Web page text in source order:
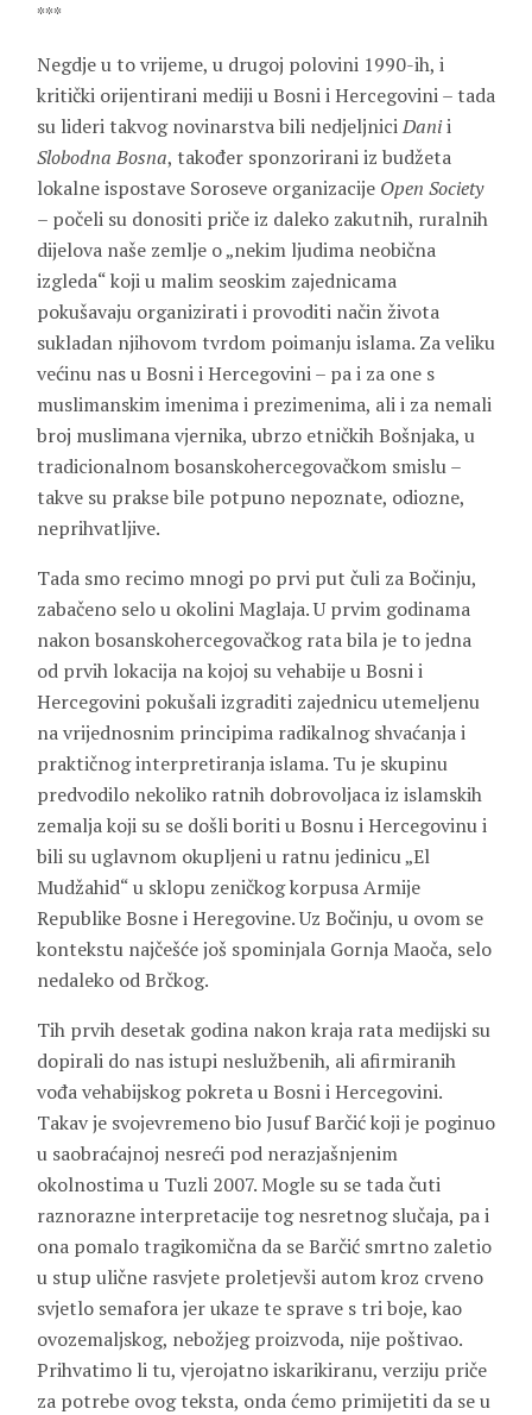
***
Negdje u to vrijeme, u drugoj polovini 1990-ih, i
kritički orijentirani mediji u Bosni i Hercegovini – tada
su lideri takvog novinarstva bili nedjeljniciDanii
Slobodna Bosna, također sponzorirani iz budžeta
lokalne ispostave Soroseve organizacije Open Society
– počeli su donositi priče iz daleko zakutnih, ruralnih
dijelova naše zemlje o „nekim ljudima neobična
izgleda“ koji u malim seoskim zajednicama
pokušavaju organizirati i provoditi način života
sukladan njihovom tvrdom poimanju islama. Za veliku
većinu nas u Bosni i Hercegovini – pa i za one s
muslimanskim imenima i prezimenima, ali i za nemali
broj muslimana vjernika, ubrzo etničkih Bošnjaka, u
tradicionalnom bosanskohercegovačkom smislu –
takve su prakse bile potpuno nepoznate, odiozne,
neprihvatljive.
Tada smo recimo mnogi po prvi put čuli za Bočinju,
zabačeno selo u okolini Maglaja. U prvim godinama
nakon bosanskohercegovačkog rata bila je to jedna
od prvih lokacija na kojoj su vehabije u Bosni i
Hercegovini pokušali izgraditi zajednicu utemeljenu
na vrijednosnim principima radikalnog shvaćanja i
praktičnog interpretiranja islama. Tu je skupinu
predvodilo nekoliko ratnih dobrovoljaca iz islamskih
zemalja koji su se došli boriti u Bosnu i Hercegovinu i
bili su uglavnom okupljeni u ratnu jedinicu „El
Mudžahid“ u sklopu zeničkog korpusa Armije
Republike Bosne i Heregovine. Uz Bočinju, u ovom se
kontekstu najčešće još spominjala Gornja Maoča, selo
nedaleko od Brčkog.
Tih prvih desetak godina nakon kraja rata medijski su
dopirali do nas istupi neslužbenih, ali afirmiranih
vođa vehabijskog pokreta u Bosni i Hercegovini.
Takav je svojevremeno bio Jusuf Barčić koji je poginuo
u saobraćajnoj nesreći pod nerazjašnjenim
okolnostima u Tuzli 2007. Mogle su se tada čuti
raznorazne interpretacije tog nesretnog slučaja, pa i
ona pomalo tragikomična da se Barčić smrtno zaletio
u stup ulične rasvjete proletjevši autom kroz crveno
svjetlo semafora jer ukaze te sprave s tri boje, kao
ovozemaljskog, nebožjeg proizvoda, nije poštivao.
Prihvatimo li tu, vjerojatno iskarikiranu, verziju priče
za potrebe ovog teksta, onda ćemo primijetiti da se u